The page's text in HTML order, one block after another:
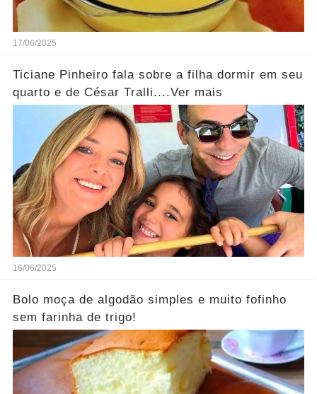
17/06/2025
Ticiane Pinheiro fala sobre a filha dormir em seu
quarto e de César Tralli....Ver mais
16/06/2025
Bolo moça de algodão simples e muito fofinho
sem farinha de trigo!